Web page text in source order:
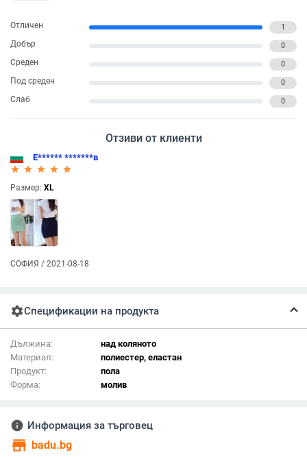
Отличен 1
Добър 0
Среден 0
Под среден 0
Слаб 0
Отзиви от клиенти
Е****** *******в
star_rate
star_rate
star_rate
star_rate
star_rate
Размер: XL
СОФИЯ / 2021-08-18
settingsСпецификации на продукта
Дължина:
над коляното
Материал:
полиестер, еластан
Продукт:
пола
Форма:
молив
info Информация за търговец
store badu.bg